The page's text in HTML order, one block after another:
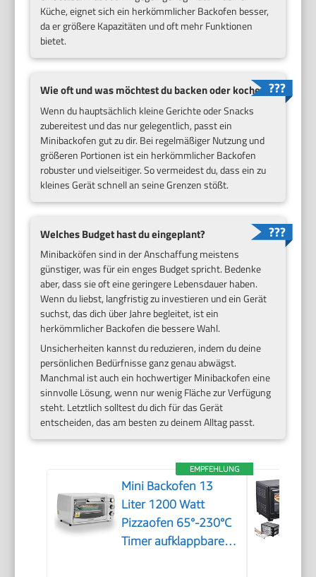
Küche, eignet sich ein herkömmlicher Backofen besser,
da er größere Kapazitäten und oft mehr Funktionen
bietet.
Wie oft und was möchtest du backen oder kochen?
Wenn du hauptsächlich kleine Gerichte oder Snacks
zubereitest und das nur gelegentlich, passt ein
Minibackofen gut zu dir. Bei regelmäßiger Nutzung und
größeren Portionen ist ein herkömmlicher Backofen
robuster und vielseitiger. So vermeidest du, dass ein zu
kleines Gerät schnell an seine Grenzen stößt.
Welches Budget hast du eingeplant?
Minibacköfen sind in der Anschaffung meistens
günstiger, was für ein enges Budget spricht. Bedenke
aber, dass sie oft eine geringere Lebensdauer haben.
Wenn du liebst, langfristig zu investieren und ein Gerät
suchst, das dich über Jahre begleitet, ist ein
herkömmlicher Backofen die bessere Wahl.
Unsicherheiten kannst du reduzieren, indem du deine
persönlichen Bedürfnisse ganz genau abwägst.
Manchmal ist auch ein hochwertiger Minibackofen eine
sinnvolle Lösung, wenn nur wenig Fläche zur Verfügung
steht. Letztlich solltest du dich für das Gerät
entscheiden, das am besten zu deinem Alltag passt.
EMPFEHLUNG
Mini Backofen 13
Liter 1200 Watt
Pizzaofen 65°-230°C
Timer aufklappbares